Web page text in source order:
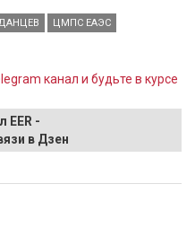
ЦМПС ЕАЭС
канал и будьте в курсе
EER -
в Дзен
экономику континента